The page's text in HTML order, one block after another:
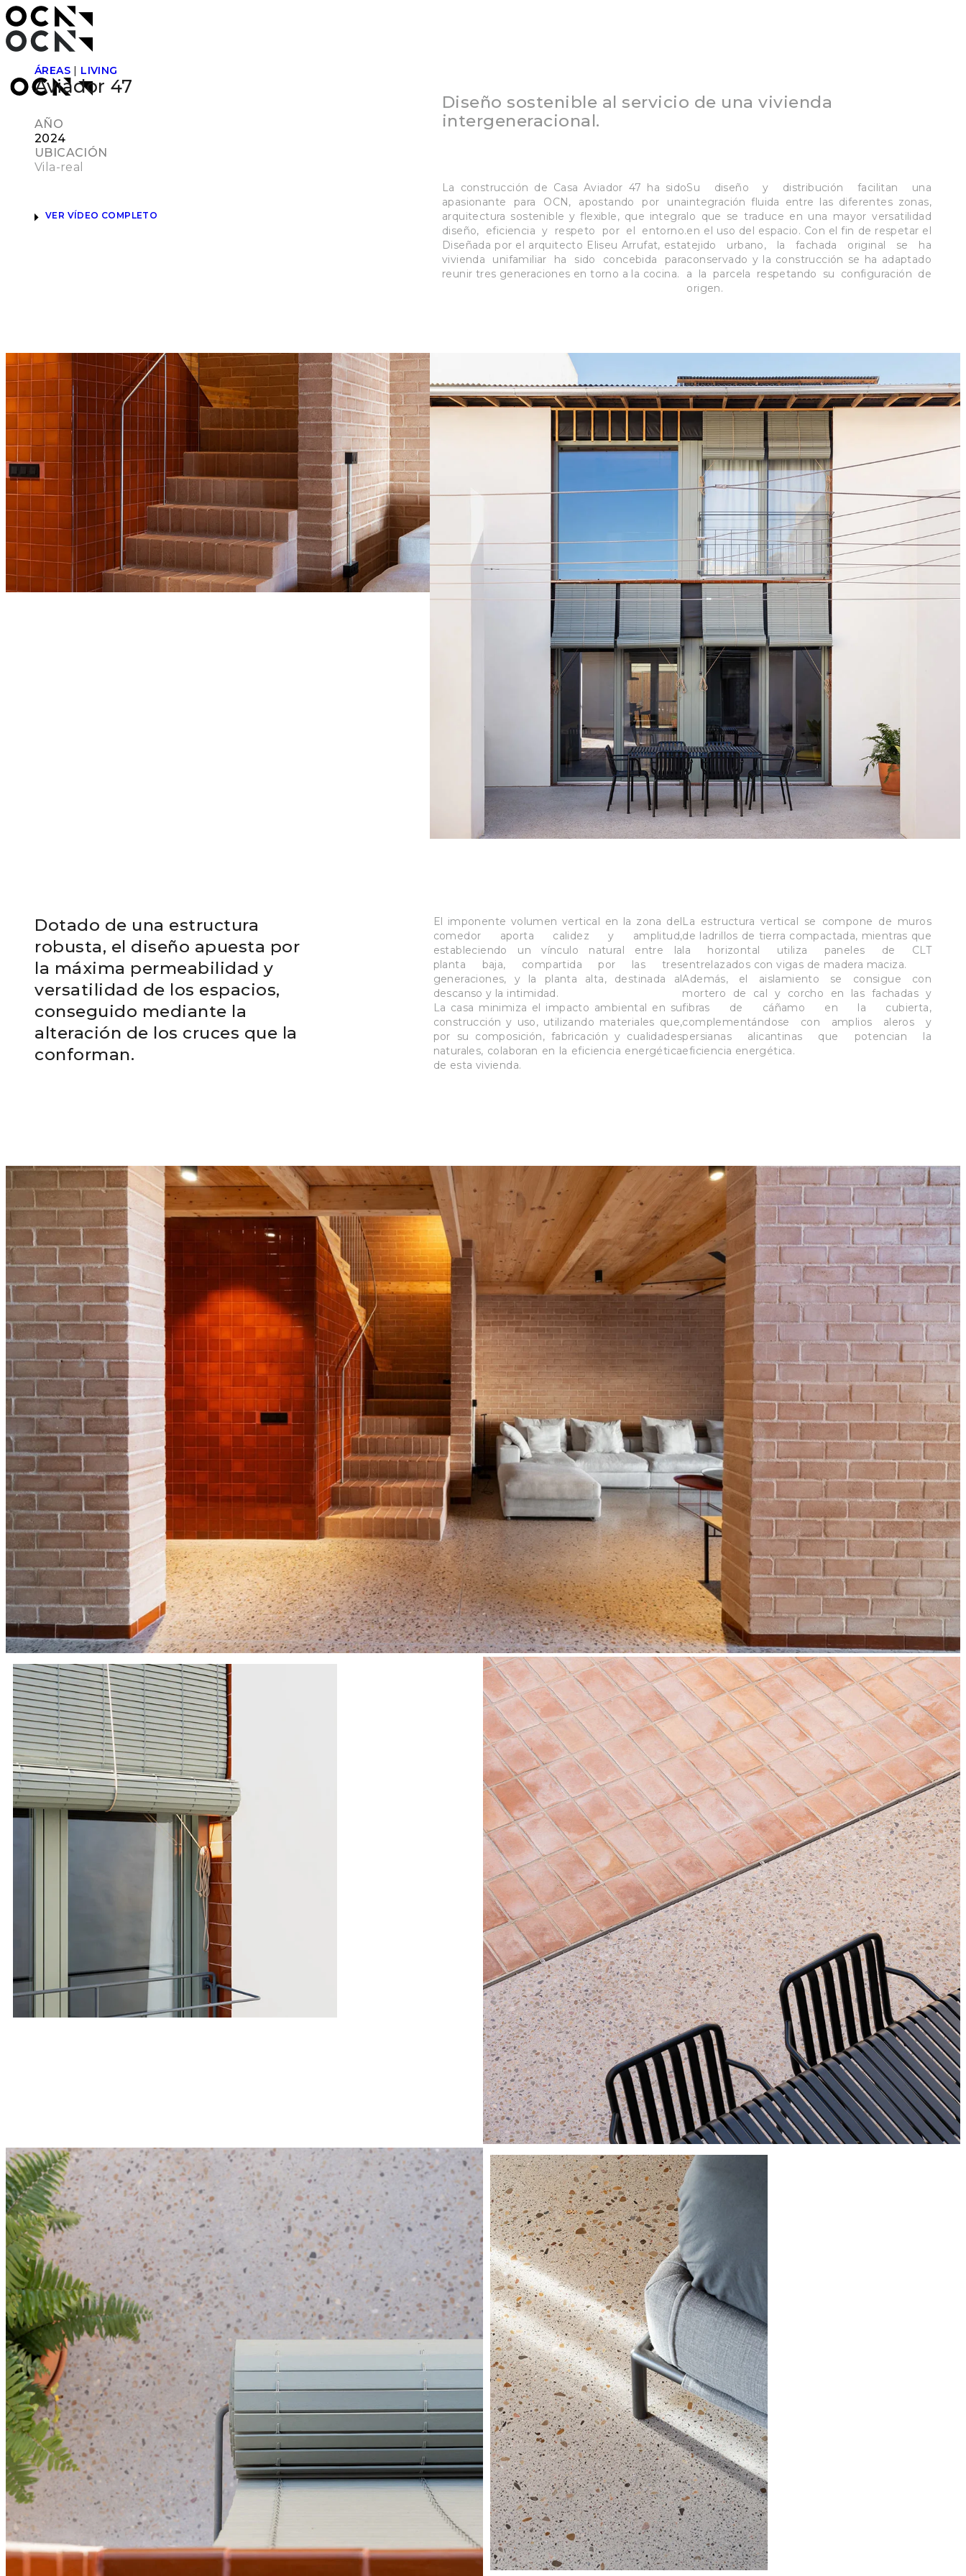
ÁREAS | LIVING
Aviador 47
AÑO
2024
UBICACIÓN
Vila-real
VER VÍDEO COMPLETO
Diseño sostenible al servicio de una vivienda
intergeneracional.
La construcción de Casa Aviador 47 ha sido
apasionante para OCN, apostando por una
arquitectura sostenible y flexible, que integra
diseño, eficiencia y respeto por el entorno.
Diseñada por el arquitecto Eliseu Arrufat, esta
vivienda unifamiliar ha sido concebida para
reunir tres generaciones en torno a la cocina.
Su diseño y distribución facilitan una
integración fluida entre las diferentes zonas,
lo que se traduce en una mayor versatilidad
en el uso del espacio. Con el fin de respetar el
tejido urbano, la fachada original se ha
conservado y la construcción se ha adaptado
a la parcela respetando su configuración de
origen.
Dotado de una estructura
robusta, el diseño apuesta por
la máxima permeabilidad y
versatilidad de los espacios,
conseguido mediante la
alteración de los cruces que la
conforman.
El imponente volumen vertical en la zona del
comedor aporta calidez y amplitud,
estableciendo un vínculo natural entre la
planta baja, compartida por las tres
generaciones, y la planta alta, destinada al
descanso y la intimidad.
La casa minimiza el impacto ambiental en su
construcción y uso, utilizando materiales que,
por su composición, fabricación y cualidades
naturales, colaboran en la eficiencia energética
de esta vivienda.
La estructura vertical se compone de muros
de ladrillos de tierra compactada, mientras que
la horizontal utiliza paneles de CLT
entrelazados con vigas de madera maciza.
Además, el aislamiento se consigue con
mortero de cal y corcho en las fachadas y
fibras de cáñamo en la cubierta,
complementándose con amplios aleros y
persianas alicantinas que potencian la
eficiencia energética.